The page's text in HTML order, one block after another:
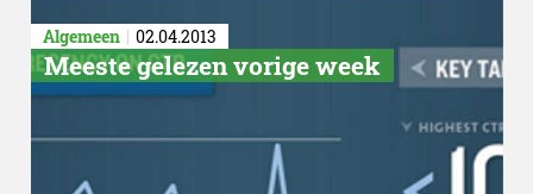
Algemeen 02.04.2013
Meeste gelezen vorige week